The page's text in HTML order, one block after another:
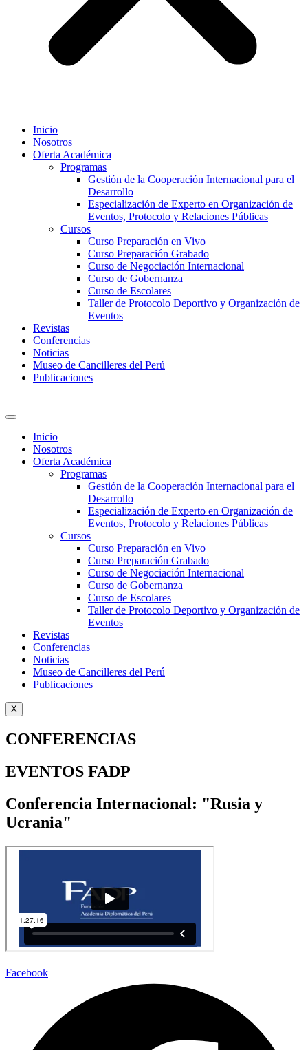
Inicio
Nosotros
Oferta Académica
Programas
Gestión de la Cooperación Internacional para el
Desarrollo
Especialización de Experto en Organización de
Eventos, Protocolo y Relaciones Públicas
Cursos
Curso Preparación en Vivo
Curso Preparación Grabado
Curso de Negociación Internacional
Curso de Gobernanza
Curso de Escolares
Taller de Protocolo Deportivo y Organización de
Eventos
Revistas
Conferencias
Noticias
Museo de Cancilleres del Perú
Publicaciones
Inicio
Nosotros
Oferta Académica
Programas
Gestión de la Cooperación Internacional para el
Desarrollo
Especialización de Experto en Organización de
Eventos, Protocolo y Relaciones Públicas
Cursos
Curso Preparación en Vivo
Curso Preparación Grabado
Curso de Negociación Internacional
Curso de Gobernanza
Curso de Escolares
Taller de Protocolo Deportivo y Organización de
Eventos
Revistas
Conferencias
Noticias
Museo de Cancilleres del Perú
Publicaciones
X
CONFERENCIAS
EVENTOS FADP
Conferencia Internacional: "Rusia y
Ucrania"
Facebook